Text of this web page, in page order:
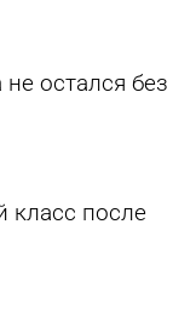
остался без
класс после